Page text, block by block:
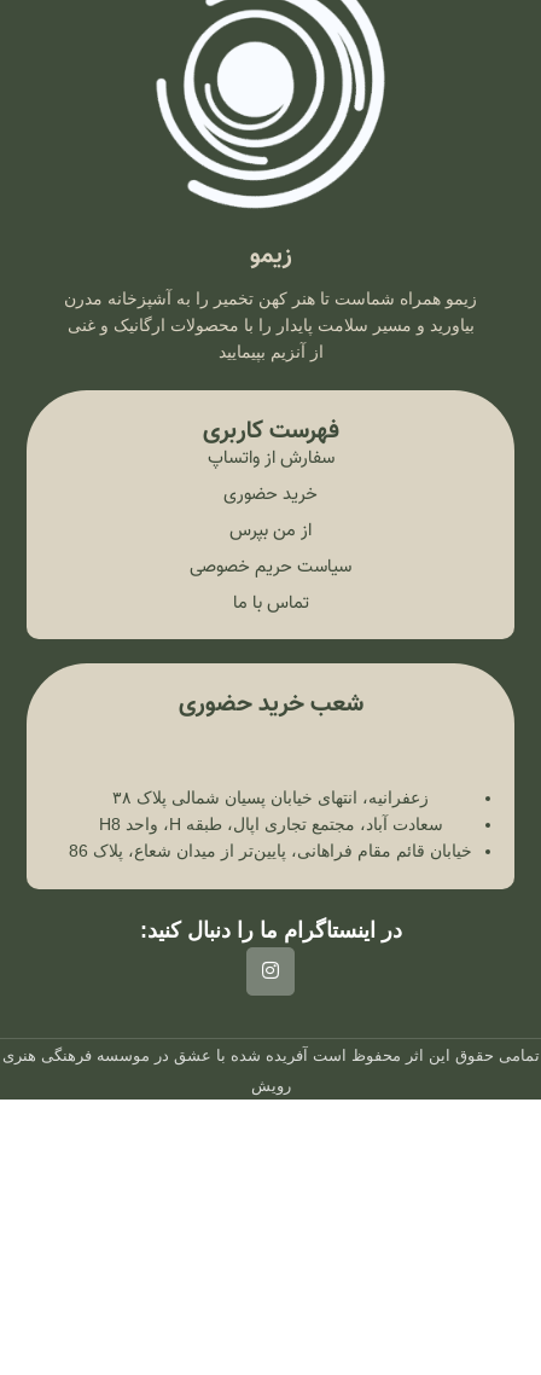
علاقه به سلامت انسان روایت می‌کند. با زیمو، شما نه تنها محصولی
خریداری می‌کنید، بلکه سبک زندگی‌ای طبیعی و پایدار را انتخاب
می‌کنید که ریشه در فرهنگ اصیل و شاخه در آسمان علم امروز دارد.
زیمو
زیمو همراه شماست تا هنر کهن تخمیر را به آشپزخانه مدرن
بیاورید و مسیر سلامت پایدار را با محصولات ارگانیک و غنی
از آنزیم بپیمایید
فهرست کاربری
سفارش از واتساپ
خرید حضوری
از من بپرس
سیاست حریم خصوصی
تماس با ما
شعب خرید حضوری
زعفرانیه، انتهای خیابان پسیان شمالی پلاک ۳۸
سعادت آباد، مجتمع تجاری اپال، طبقه H، واحد H8
خیابان قائم مقام فراهانی، پایین‌تر از میدان شعاع، پلاک 86
در اینستاگرام ما را دنبال کنید:
تمامی حقوق این اثر محفوظ است آفریده شده با عشق در موسسه فرهنگی هنری
رویش